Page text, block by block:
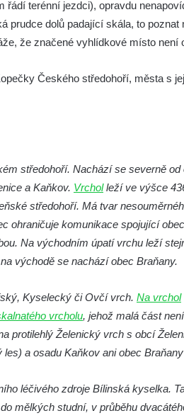
skalách
stěnách
vyhlídce
(vyhlídka)
řádí terénní jezdci), opravdu
prudce dolů padající skála, to
že značené vyhlídkové místo
Českého středohoří, města s
středohoří. Nachází se severně
a Kaňkov. Vrcholleží ve výšce
středohoří. Má tvar
ohraničuje komunikace spojující
Na východním úpatí vrchu leží
východě se nachází obec Braňany.
Kyselecký či Ovčí vrch. Na vrchol
vrcholu, jehož malá část
protilehlý Želenický vrch s obcí
a osadu Kaňkov ani obec
léčivého zdroje Bílinská kyselka.
mělkých studní, v průběhu